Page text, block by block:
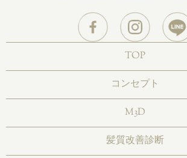
TOP
コンセプト
M3D
髪質改善診断